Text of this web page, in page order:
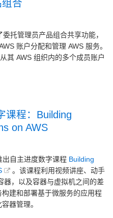
合
托管理员产品组合共享功能，
账户分配和管理 AWS 服务。
其 AWS 组织内的多个成员账户
课程：Building
on AWS
自主进度数字课程 Building
。该课程利用视频讲座、动手
器，以及容器与虚拟机之间的差
建和部署基于微服务的应用程
器管理。